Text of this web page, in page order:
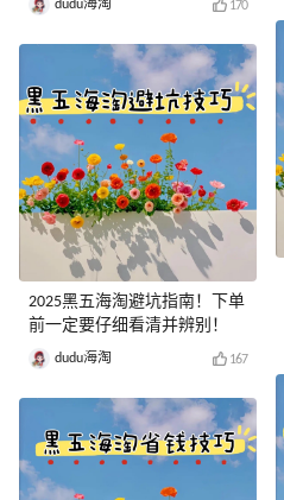
dudu海淘 170
2025黑五海淘避坑指南！下单
前一定要仔细看清并辨别！
dudu海淘 167